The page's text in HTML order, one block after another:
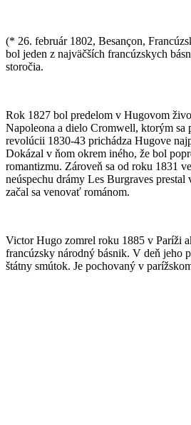
(* 26. február 1802, Besançon,
bol jeden z najväčších francúzskych
storočia.
Rok 1827 bol predelom v Hugovom
Napoleona a dielo Cromwell, ktorým sa
revolúcii 1830-43 prichádza Hugove
Dokázal v ňom okrem iného, ​​že bol
romantizmu. Zároveň sa od roku 1831
neúspechu drámy Les Burgraves
začal sa venovať románom.
Victor Hugo zomrel roku 1885 v Paríži
francúzsky národný básnik. V deň jeho
štátny smútok. Je pochovaný v